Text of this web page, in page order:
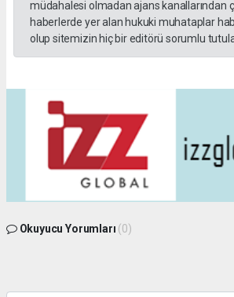
müdahalesi olmadan ajans kanallarından
haberlerde yer alan hukuki muhataplar
olup sitemizin hiç bir editörü sorumlu
Okuyucu Yorumları (0)